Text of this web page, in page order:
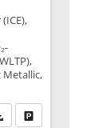
Metallic,
Sie an
PDF-Datei,Drucken,